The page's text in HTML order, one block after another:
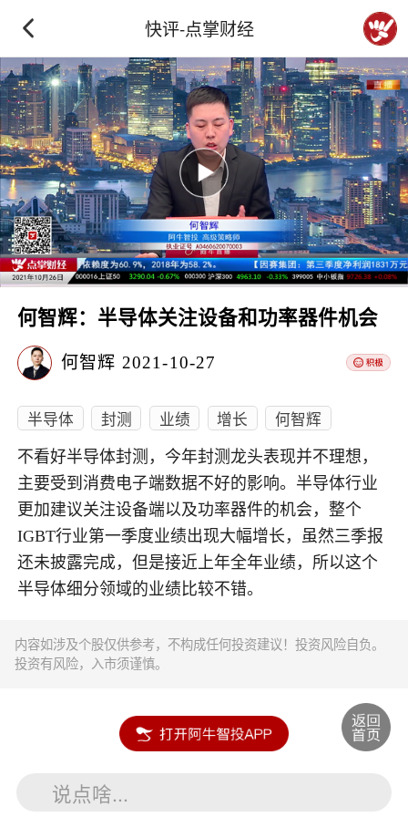
快评-点掌财经
何智辉：半导体关注设备和功率器件机会
何智辉 2021-10-27
半导体 封测 业绩 增长 何智辉
不看好半导体封测，今年封测龙头表现并不理想，
主要受到消费电子端数据不好的影响。半导体行业
更加建议关注设备端以及功率器件的机会，整个
IGBT行业第一季度业绩出现大幅增长，虽然三季报
还未披露完成，但是接近上年全年业绩，所以这个
半导体细分领域的业绩比较不错。
内容如涉及个股仅供参考，不构成任何投资建议！投资风险自负。
投资有风险，入市须谨慎。
说点啥...